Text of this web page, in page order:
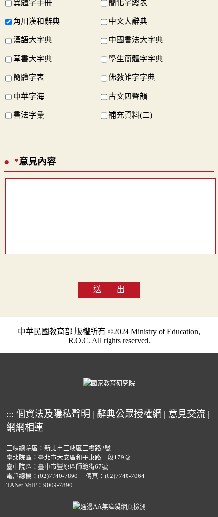
異體字手冊 簡化字總表
角川漢和辭典 中文大辭典
漢語大字典 中國書法大字典
草書大字典 學生簡體字字典
簡體字表 佛教難字字典
中華字海 古文四聲韻
書法字彙 補充資料(二)
*意見內容
送 出
中華民國教育部 版權所有 ©2024 Ministry of Education,
R.O.C. All rights reserved.
::: 個資法及隱私聲明 | 辭典公眾授權網 | 意見交流 |
網網相連
三峽總院區：新北市三峽區三樹路2號
臺北院區：臺北市大安區和平東路一段179號
臺中院區：臺中市豐原區師範街67號
電話總機： (02)7740-7890
傳真：(02)7740-7064
TANet VoIP：9009-7890